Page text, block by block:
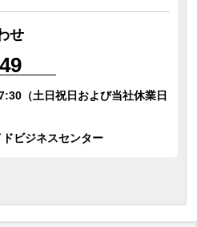
せ
（土日祝日および当社休業日
ドビジネスセンター